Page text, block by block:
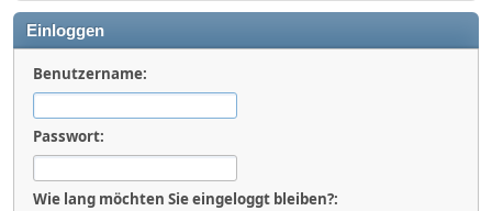
Einloggen
Benutzername:
Passwort:
Wie lang möchten Sie eingeloggt bleiben?: